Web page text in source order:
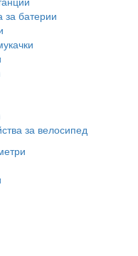
за батерии
за велосипед